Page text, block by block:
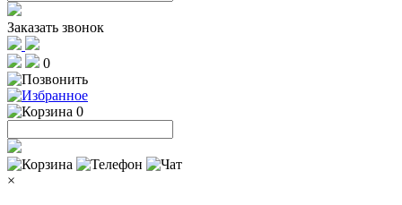
Заказать звонок
0
0
×